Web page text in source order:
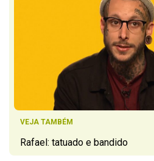
VEJA TAMBÉM
Rafael: tatuado e bandido